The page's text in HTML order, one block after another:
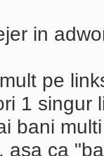
in
pe
1 singur
bani
asa ca